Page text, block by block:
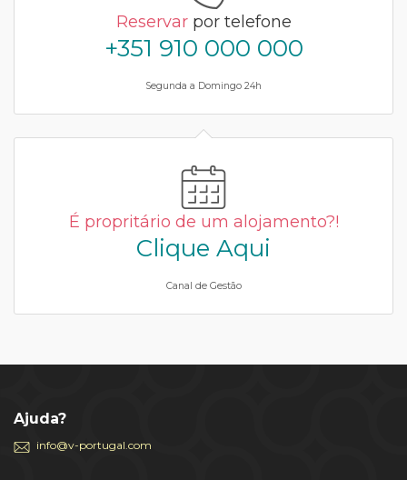
Reservarpor telefone
+351 910 000 000
Segunda a Domingo 24h
É propritário de um alojamento?!
Clique Aqui
Canal de Gestão
Ajuda?
info@v-portugal.com